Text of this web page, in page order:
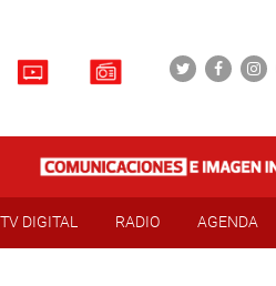
TV DIGITAL RADIO AGENDA